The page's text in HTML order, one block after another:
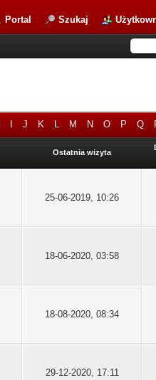
Portal Szukaj
J K L M N O P Q
Ostatnia wizyta
25-06-2019, 10:26
18-06-2020, 03:58
18-08-2020, 08:34
29-12-2020, 17:11